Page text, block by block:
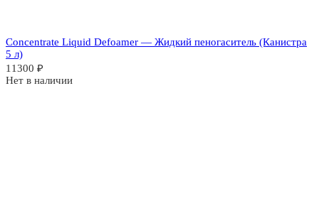
Concentrate Liquid Defoamer — Жидкий пеногаситель (Канистра
5 л)
11300 ₽
Нет в наличии